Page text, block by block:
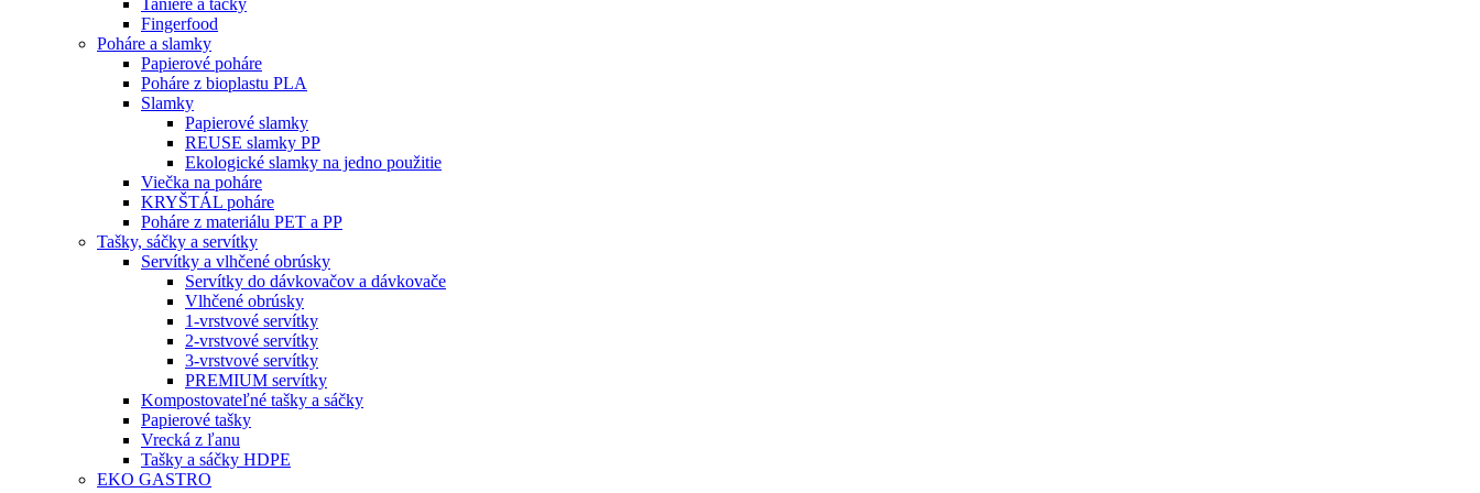
Taniere a tácky
Fingerfood
Poháre a slamky
Papierové poháre
Poháre z bioplastu PLA
Slamky
Papierové slamky
REUSE slamky PP
Ekologické slamky na jedno použitie
Viečka na poháre
KRYŠTÁL poháre
Poháre z materiálu PET a PP
Tašky, sáčky a servítky
Servítky a vlhčené obrúsky
Servítky do dávkovačov a dávkovače
Vlhčené obrúsky
1-vrstvové servítky
2-vrstvové servítky
3-vrstvové servítky
PREMIUM servítky
Kompostovateľné tašky a sáčky
Papierové tašky
Vrecká z ľanu
Tašky a sáčky HDPE
EKO GASTRO